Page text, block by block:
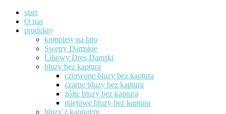
start
O nas
produkty
komplety na lato
Swetry Damskie
Liliowy Dres Damski
bluzy bez kaptura
czerwone bluzy bez kaptura
czarne bluzy bez kaptura
żółte bluzy bez kaptura
miętowe bluzy bez kaptura
bluzy z kapturem